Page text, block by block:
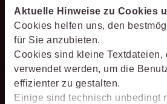
Aktuelle Hinweise zu Cookies
Cookies helfen uns, den
für Sie anzubieten.
Cookies sind kleine Textdateien,
verwendet werden, um die
effizienter zu gestalten.
Einige sind technisch unbedingt
juristischer Fragestellungen. Sie hilft
einzuordnen, Zusammenhänge zu
Ansatzpunkte für die weitere
können Sie sich auf die Quellenqualität
juris Datenraums verlassen.